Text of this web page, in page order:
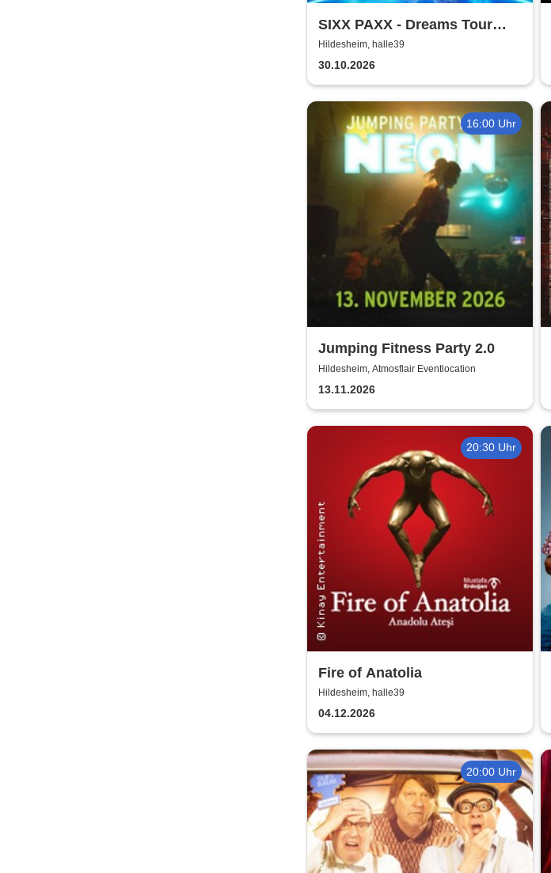
SIXX PAXX - Dreams Tour
2026/27
Hildesheim, halle39
30.10.2026
16:00 Uhr
Jumping Fitness Party 2.0
Hildesheim, Atmosflair Eventlocation
13.11.2026
20:30 Uhr
Fire of Anatolia
Hildesheim, halle39
04.12.2026
20:00 Uhr